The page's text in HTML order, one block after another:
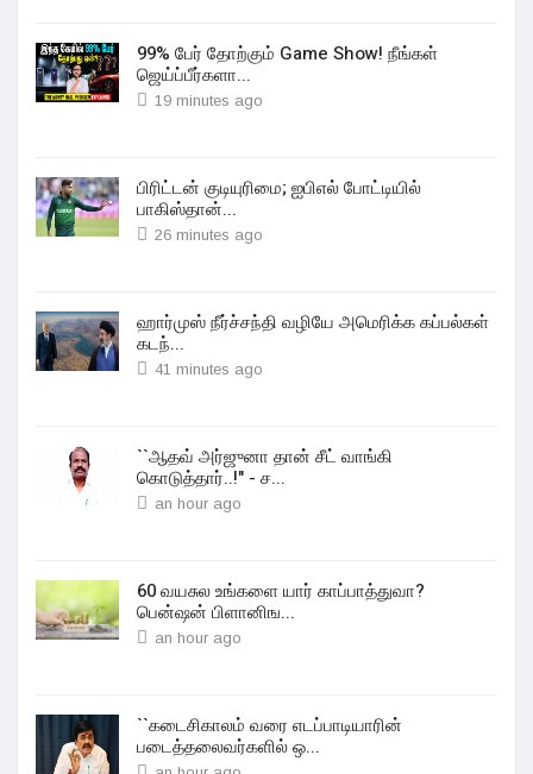
99% பேர் தோற்கும் Game Show! நீங்கள்
ஜெய்ப்பீர்களா...
19 minutes ago
பிரிட்டன் குடியுரிமை; ஐபிஎல் போட்டியில்
பாகிஸ்தான்...
26 minutes ago
ஹார்முஸ் நீர்ச்சந்தி வழியே அமெரிக்க கப்பல்கள்
கடந்...
41 minutes ago
``ஆதவ் அர்ஜுனா தான் சீட் வாங்கி
கொடுத்தார்..!" - ச...
an hour ago
60 வயசுல உங்களை யார் காப்பாத்துவா?
பென்ஷன் பிளானிங...
an hour ago
``கடைசிகாலம் வரை எடப்பாடியாரின்
படைத்தலைவர்களில் ஒ...